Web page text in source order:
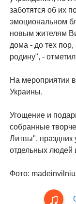
заботятся об их
эмоциональном
новым жителям
дома - до тех пор,
родину", -
На мероприятии
Украины.
Угощение и
собранные
Литвы", праздник
отдельных людей
Фото: